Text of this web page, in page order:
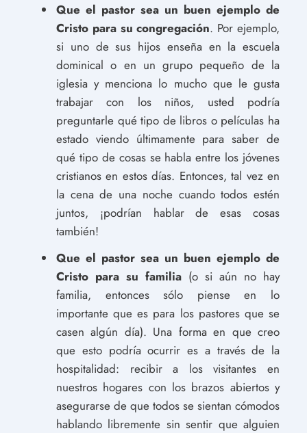
Que el pastor sea un buen ejemplo de
Cristo para su congregación. Por ejemplo,
si uno de sus hijos enseña en la escuela
dominical o en un grupo pequeño de la
iglesia y menciona lo mucho que le gusta
trabajar con los niños, usted podría
preguntarle qué tipo de libros o películas ha
estado viendo últimamente para saber de
qué tipo de cosas se habla entre los jóvenes
cristianos en estos días. Entonces, tal vez en
la cena de una noche cuando todos estén
juntos, ¡podrían hablar de esas cosas
también!
Que el pastor sea un buen ejemplo de
Cristo para su familia (o si aún no hay
familia, entonces sólo piense en lo
importante que es para los pastores que se
casen algún día). Una forma en que creo
que esto podría ocurrir es a través de la
hospitalidad: recibir a los visitantes en
nuestros hogares con los brazos abiertos y
asegurarse de que todos se sientan cómodos
hablando libremente sin sentir que alguien